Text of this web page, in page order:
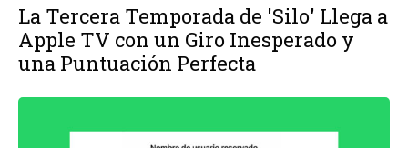
La Tercera Temporada de 'Silo' Llega a
Apple TV con un Giro Inesperado y
una Puntuación Perfecta